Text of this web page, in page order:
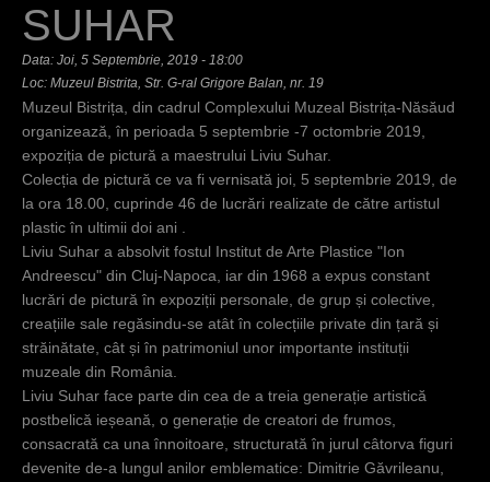
E
ş
t
i
a
i
c
i
SUHAR
Data: Joi, 5 Septembrie, 2019 - 18:00
Loc: Muzeul Bistrita, Str. G-ral Grigore Balan, nr. 19
Muzeul Bistrița, din cadrul Complexului Muzeal Bistrița-Năsăud
organizează, în perioada 5 septembrie -7 octombrie 2019,
expoziția de pictură a maestrului Liviu Suhar.
Colecția de pictură ce va fi vernisată joi, 5 septembrie 2019, de
la ora 18.00, cuprinde 46 de lucrări realizate de către artistul
plastic în ultimii doi ani .
Liviu Suhar a absolvit fostul Institut de Arte Plastice "Ion
Andreescu" din Cluj-Napoca, iar din 1968 a expus constant
lucrări de pictură în expoziții personale, de grup și colective,
creațiile sale regăsindu-se atât în colecțiile private din țară și
străinătate, cât și în patrimoniul unor importante instituții
muzeale din România.
Liviu Suhar face parte din cea de a treia generație artistică
postbelică ieșeană, o generație de creatori de frumos,
consacrată ca una înnoitoare, structurată în jurul câtorva figuri
devenite de-a lungul anilor emblematice: Dimitrie Găvrileanu,